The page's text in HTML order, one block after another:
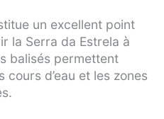
un excellent point
la Serra da Estrela à
balisés permettent
cours d’eau et les zones